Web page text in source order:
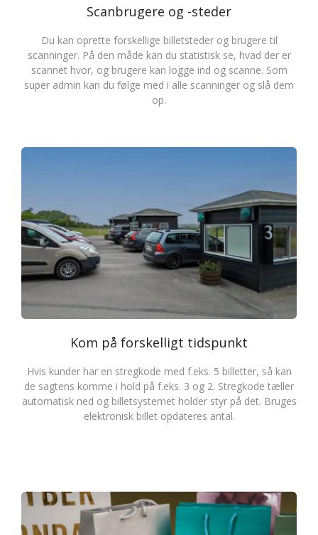
Scanbrugere og -steder
Du kan oprette forskellige billetsteder og brugere til
scanninger. På den måde kan du statistisk se, hvad der er
scannet hvor, og brugere kan logge ind og scanne. Som
super admin kan du følge med i alle scanninger og slå dem
op.
Kom på forskelligt tidspunkt
Hvis kunder har en stregkode med f.eks. 5 billetter, så kan
de sagtens komme i hold på f.eks. 3 og 2. Stregkode tæller
automatisk ned og billetsystemet holder styr på det. Bruges
elektronisk billet opdateres antal.